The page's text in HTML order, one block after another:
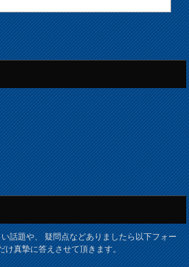
話題や、 疑問点などありましたら以下フォー
け真摯に答えさせて頂きます。